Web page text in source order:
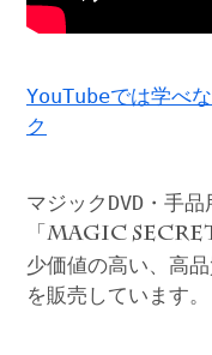
YouTubeでは学べ
ク
マジックDVD・手
「 MAGIC
少価値の高い、高
を販売しています。